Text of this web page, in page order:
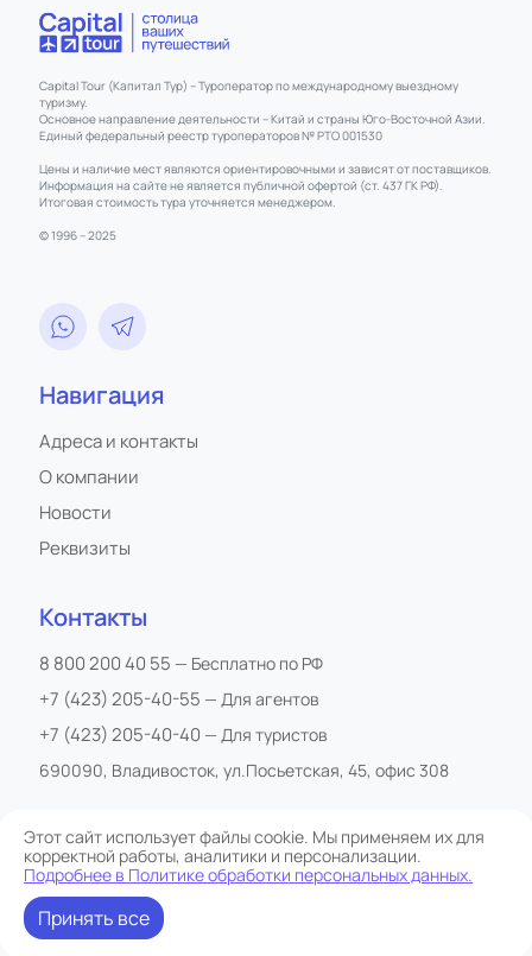
Capital Tour (Капитал Тур) – Туроператор по международному выездному
туризму.
Основное направление деятельности – Китай и страны Юго-Восточной Азии.
Единый федеральный реестр туроператоров № РТО 001530
Цены и наличие мест являются ориентировочными и зависят от поставщиков.
Информация на сайте не является публичной офертой (ст. 437 ГК РФ).
Итоговая стоимость тура уточняется менеджером.
© 1996 – 2025
Навигация
Адреса и контакты
О компании
Новости
Реквизиты
Контакты
8 800 200 40 55 — Бесплатно по РФ
+7 (423) 205-40-55 — Для агентов
+7 (423) 205-40-40 — Для туристов
690090, Владивосток, ул.Посьетская, 45, офис 308
Все права защищены
Сайт обслуживается Starostoff
Политика обработки персональных данных
Этот сайт использует файлы cookie. Мы применяем их для
корректной работы, аналитики и персонализации.
Подробнее в Политике обработки персональных данных.
Принять все